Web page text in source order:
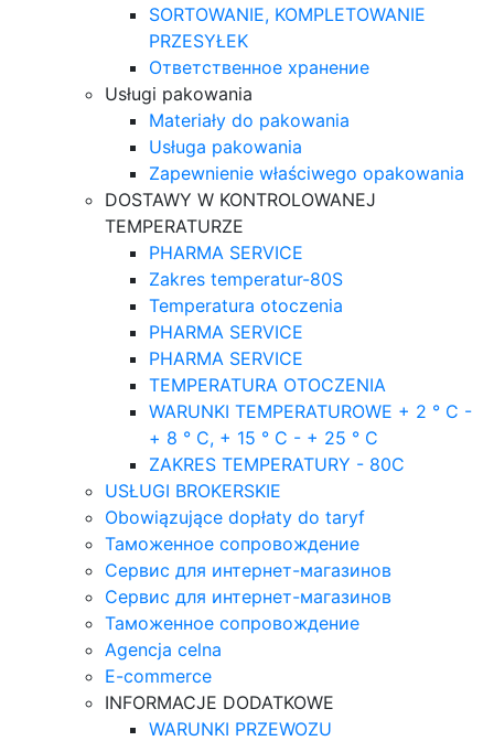
SORTOWANIE, KOMPLETOWANIE
PRZESYŁEK
Ответственное хранение
Usługi pakowania
Materiały do pakowania
Usługa pakowania
Zapewnienie właściwego opakowania
DOSTAWY W KONTROLOWANEJ
TEMPERATURZE
PHARMA SERVICE
Zakres temperatur-80S
Temperatura otoczenia
PHARMA SERVICE
PHARMA SERVICE
TEMPERATURA OTOCZENIA
WARUNKI TEMPERATUROWE + 2 ° C -
+ 8 ° C, + 15 ° C - + 25 ° C
ZAKRES TEMPERATURY - 80C
USŁUGI BROKERSKIE
Obowiązujące dopłaty do taryf
Таможенное сопровождение
Сервис для интернет-магазинов
Сервис для интернет-магазинов
Таможенное сопровождение
Agencja celna
E-commerce
INFORMACJE DODATKOWE
WARUNKI PRZEWOZU